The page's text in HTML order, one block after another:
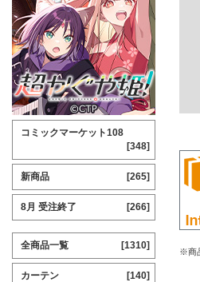
※商
コミックマーケット108
[348]
新商品 [265]
8月 受注終了 [266]
全商品一覧 [1310]
カーテン [140]